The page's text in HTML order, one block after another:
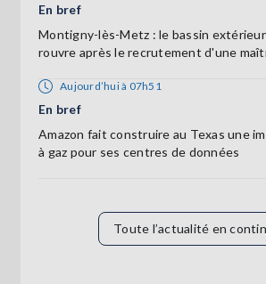
En bref
Montigny-lès-Metz : le bassin
rouvre après le recrutement d'une
Aujourd’hui à 07h51
En bref
Amazon fait construire au Texas une
à gaz pour ses centres de données
Toute l’actualité en